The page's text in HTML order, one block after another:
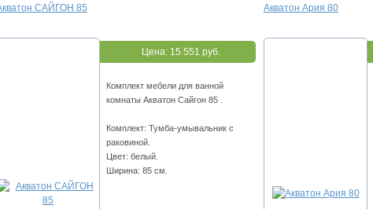
САЙГОН 85
Цена: 15 551 руб.
Комплект мебели для ванной
комнаты Акватон Сайгон 85 .
Комплект: Тумба-умывальник с
раковиной.
Цвет: белый.
Ширина: 85 см.
Акватон Ария 80